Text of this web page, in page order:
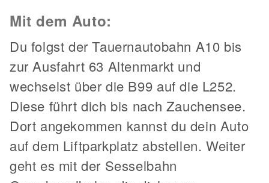
Mit dem Auto:
Du folgst der Tauernautobahn A10 bis
zur Ausfahrt 63 Altenmarkt und
wechselst über die B99 auf die L252.
Diese führt dich bis nach Zauchensee.
Dort angekommen kannst du dein Auto
auf dem Liftparkplatz abstellen. Weiter
geht es mit der Sesselbahn